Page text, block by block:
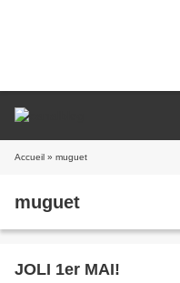
Accueil » muguet
muguet
JOLI 1er MAI!